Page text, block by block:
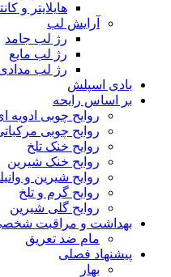
هایلایتر و
آرایش لب
رژ لب جامد
رژ لب مایع
رژ لب
بادی اسپلش
بر اساس رایحه
روایح چوبی ادویه
روایح چوبی
روایح خنک تلخ
روایح خنک شیرین
روایح شیرین و
روایح گرم و تلخ
روایح گلی شیرین
بهداشت و مراقبت
مام ضد تعریق
پیشنهاد فصلی
بهار